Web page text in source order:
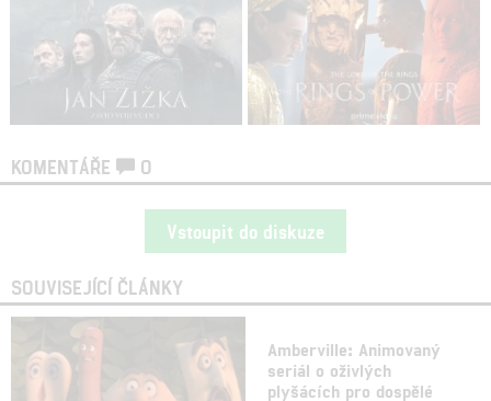
KOMENTÁŘE 0
Vstoupit do diskuze
SOUVISEJÍCÍ ČLÁNKY
Amberville: Animovaný
seriál o oživlých
plyšácích pro dospělé